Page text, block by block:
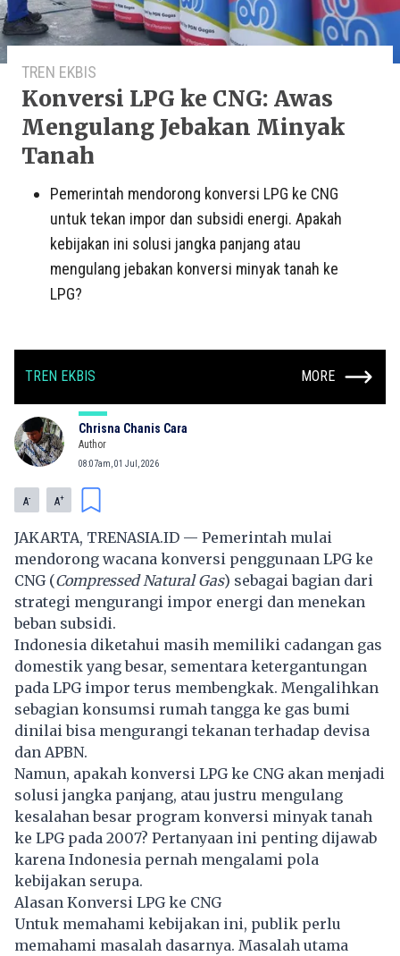
TREN EKBIS
Konversi LPG ke CNG: Awas
Mengulang Jebakan Minyak
Tanah
Pemerintah mendorong konversi LPG ke CNG
untuk tekan impor dan subsidi energi. Apakah
kebijakan ini solusi jangka panjang atau
mengulang jebakan konversi minyak tanah ke
LPG?
TREN EKBIS MORE
Chrisna Chanis Cara
Author
08:07am, 01 Jul, 2026
A- A+
JAKARTA, TRENASIA.ID — Pemerintah mulai
mendorong wacana konversi penggunaan LPG ke
CNG (Compressed Natural Gas) sebagai bagian dari
strategi mengurangi impor energi dan menekan
beban subsidi.
Indonesia diketahui masih memiliki cadangan gas
domestik yang besar, sementara ketergantungan
pada LPG impor terus membengkak. Mengalihkan
sebagian konsumsi rumah tangga ke gas bumi
dinilai bisa mengurangi tekanan terhadap devisa
dan APBN.
Namun, apakah konversi LPG ke CNG akan menjadi
solusi jangka panjang, atau justru mengulang
kesalahan besar program konversi minyak tanah
ke LPG pada 2007? Pertanyaan ini penting dijawab
karena Indonesia pernah mengalami pola
kebijakan serupa.
Alasan Konversi LPG ke CNG
Untuk memahami kebijakan ini, publik perlu
memahami masalah dasarnya. Masalah utama